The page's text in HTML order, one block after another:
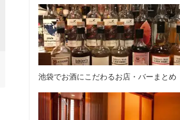
池袋でお酒にこだわるお店・バーまとめ